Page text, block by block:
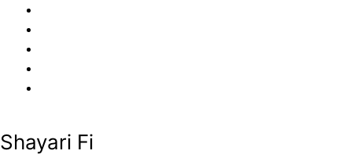
content
Shayari Fi